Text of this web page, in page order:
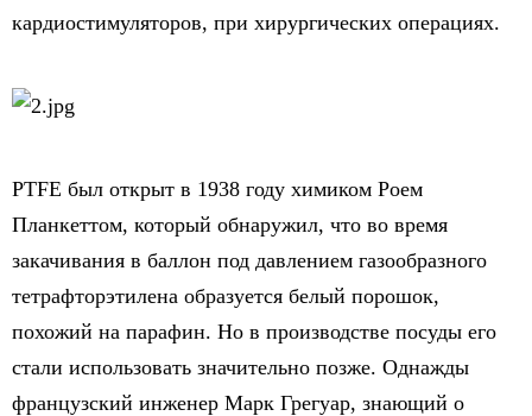
кардиостимуляторов, при хирургических операциях.
PTFE был открыт в 1938 году химиком Роем
Планкеттом, который обнаружил, что во время
закачивания в баллон под давлением газообразного
тетрафторэтилена образуется белый порошок,
похожий на парафин. Но в производстве посуды его
стали использовать значительно позже. Однажды
французский инженер Марк Грегуар, знающий о